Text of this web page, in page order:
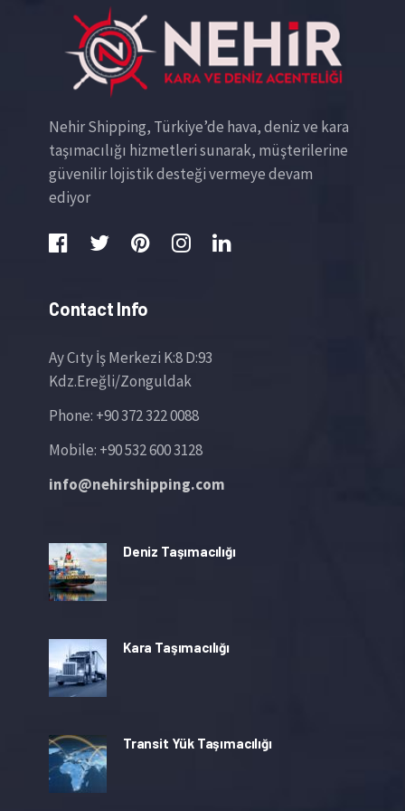
Nehir Shipping, Türkiye’de hava, deniz ve kara
taşımacılığı hizmetleri sunarak, müşterilerine
güvenilir lojistik desteği vermeye devam
ediyor
Contact Info
Ay Cıty İş Merkezi K:8 D:93
Kdz.Ereğli/Zonguldak
Phone: +90 372 322 0088
Mobile: +90 532 600 3128
info@nehirshipping.com
Deniz Taşımacılığı
Kara Taşımacılığı
Transit Yük Taşımacılığı